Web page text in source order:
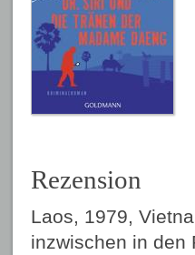
Rezension
Laos, 1979,
inzwischen in den